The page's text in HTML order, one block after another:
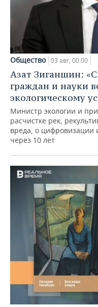
Общество 03 авг, 00:00
Азат Зиганшин:
граждан и науки
экологическому
Министр экологии и
расчистке рек,
вреда, о цифровизации
через 10 лет